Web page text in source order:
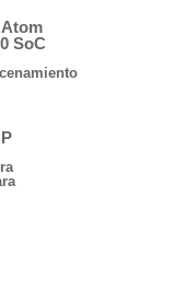
SoC